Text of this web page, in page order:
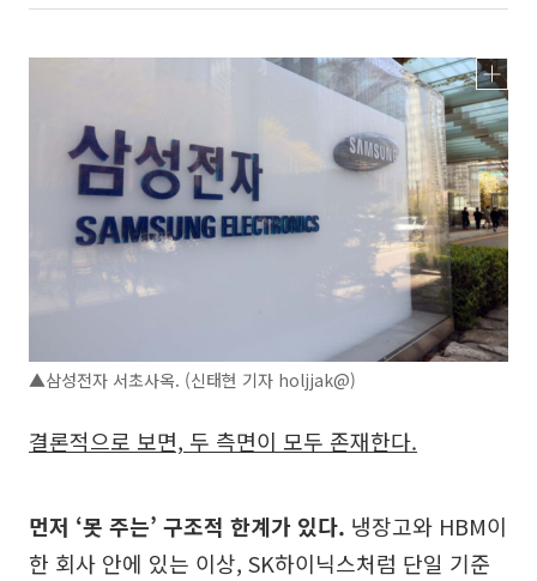
▲삼성전자 서초사옥. (신태현 기자 holjjak@)
결론적으로 보면, 두 측면이 모두 존재한다.
먼저 ‘못 주는’ 구조적 한계가 있다. 냉장고와 HBM이
한 회사 안에 있는 이상, SK하이닉스처럼 단일 기준